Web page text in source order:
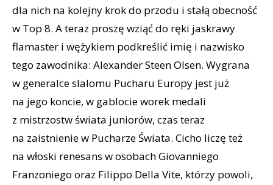
dla nich na kolejny krok do przodu i stałą obecność
w Top 8. A teraz proszę wziąć do ręki jaskrawy
flamaster i wężykiem podkreślić imię i nazwisko
tego zawodnika: Alexander Steen Olsen. Wygrana
w generalce slalomu Pucharu Europy jest już
na jego koncie, w gablocie worek medali
z mistrzostw świata juniorów, czas teraz
na zaistnienie w Pucharze Świata. Cicho liczę też
na włoski renesans w osobach Giovanniego
Franzoniego oraz Filippo Della Vite, którzy powoli,